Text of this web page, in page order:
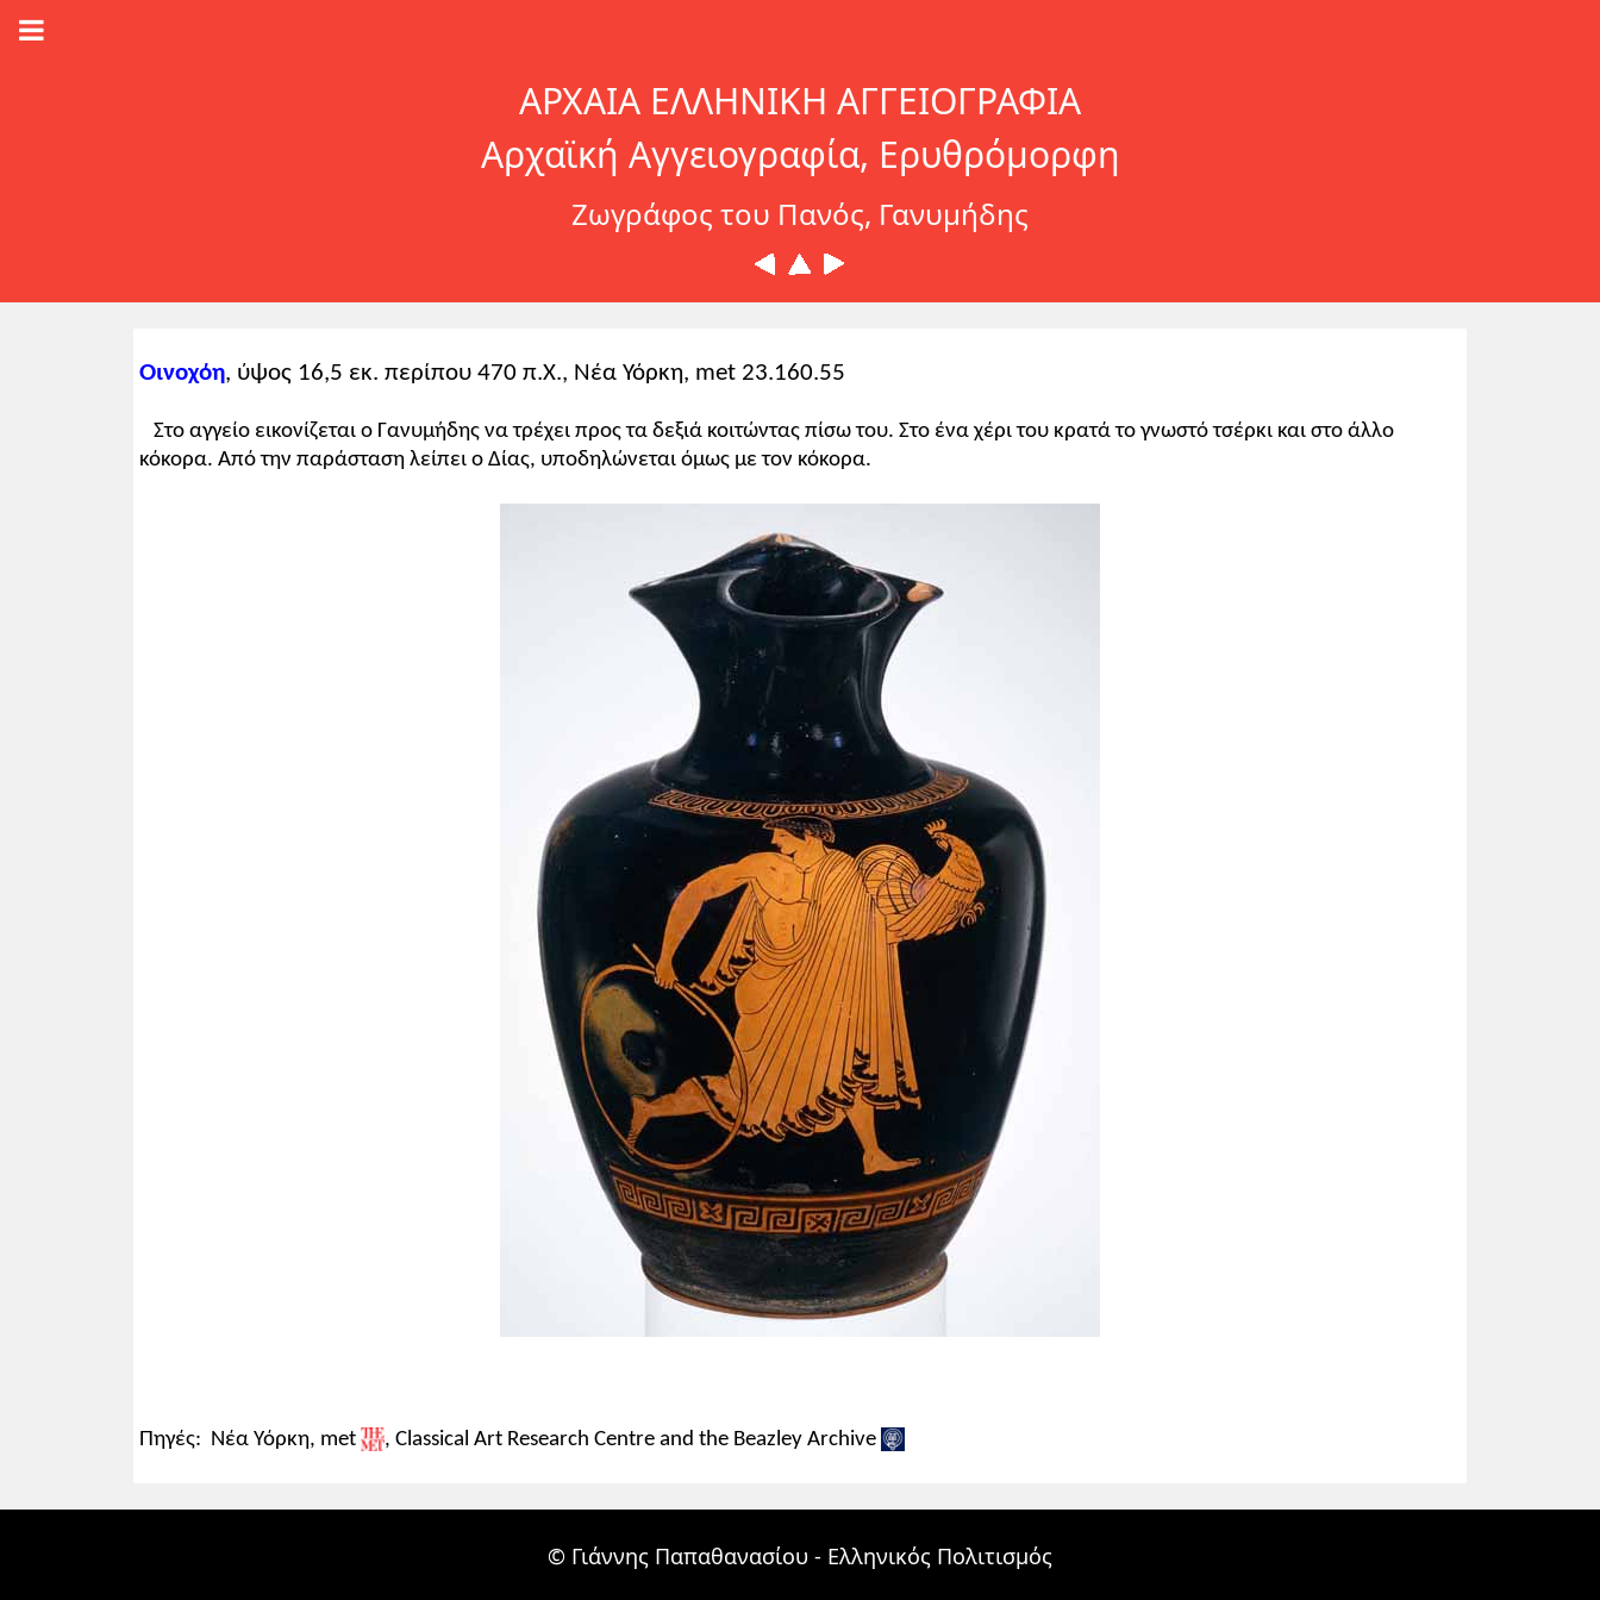
ΑΡΧΑΙΑ ΕΛΛΗΝΙΚΗ ΑΓΓΕΙΟΓΡΑΦΙΑ
Αρχαϊκή Αγγειογραφία, Ερυθρόμορφη
Ζωγράφος του Πανός, Γανυμήδης
Οινοχόη, ύψος 16,5 εκ. περίπου 470 π.Χ., Νέα Υόρκη, met 23.160.55
Στο αγγείο εικονίζεται ο Γανυμήδης να τρέχει προς τα δεξιά κοιτώντας πίσω του. Στο ένα χέρι του κρατά το γνωστό τσέρκι και στο άλλο
κόκορα. Από την παράσταση λείπει ο Δίας, υποδηλώνεται όμως με τον κόκορα.
Πηγές: Νέα Υόρκη, met , Classical Art Research Centre and the Beazley Archive
© Γιάννης Παπαθανασίου - Ελληνικός Πολιτισμός